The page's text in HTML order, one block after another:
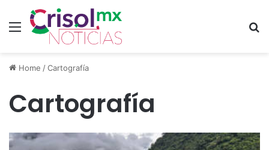
Menu
Home /Cartografía
Cartografía